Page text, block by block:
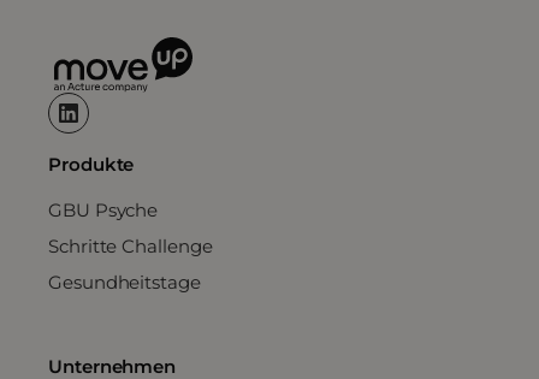
Produkte
GBU Psyche
Schritte Challenge
Gesundheitstage
Unternehmen